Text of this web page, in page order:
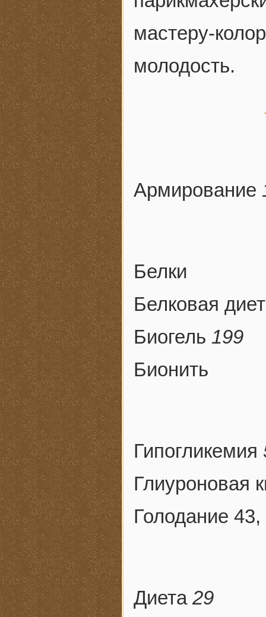
мастеру-
молодость.
Армирование
Белки
Белковая
Биогель 199
Бионить
Гипогликемия
Глиуроновая
Голодание 43,
Диета 29